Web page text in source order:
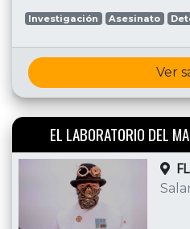
Investigación Asesinato
Ver
EL LABORATORIO DEL